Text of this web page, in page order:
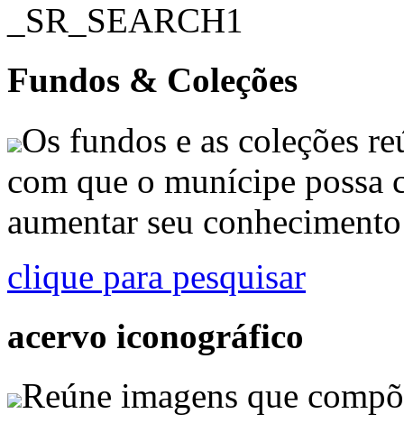
_SR_SEARCH1
Fundos & Coleções
Os fundos e as coleções
com que o munícipe possa
aumentar seu
clique para pesquisar
acervo iconográfico
Reúne imagens que